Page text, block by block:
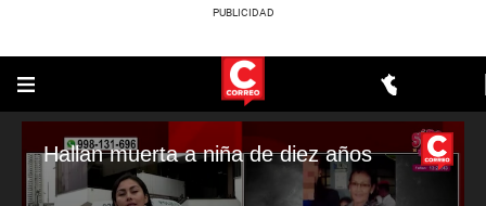
Hallan muerta a niña de diez años